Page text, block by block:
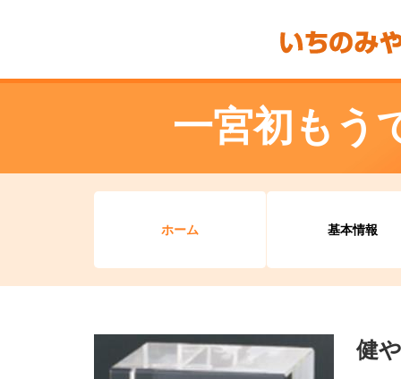
一宮初もう
ホーム 基本情報
健